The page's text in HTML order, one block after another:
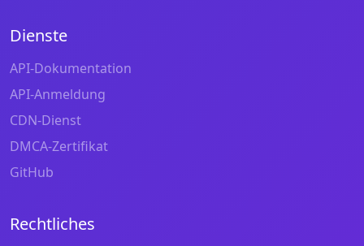
Dienste
API-Dokumentation
API-Anmeldung
CDN-Dienst
DMCA-Zertifikat
GitHub
Rechtliches